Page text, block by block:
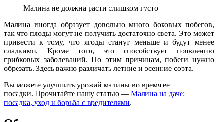
Малина не должна расти слишком густо
Малина иногда образует довольно много боковых побегов,
так что плоды могут не получить достаточно света. Это может
привести к тому, что ягоды станут меньше и будут менее
сладкими. Кроме того, это способствует появлению
грибковых заболеваний. По этим причинам, побеги нужно
обрезать. Здесь важно различать летние и осенние сорта.
Вы можете улучшить урожай малины во время ее
посадки. Прочитайте нашу статью — Малина на даче:
посадка, уход и борьба с вредителями.